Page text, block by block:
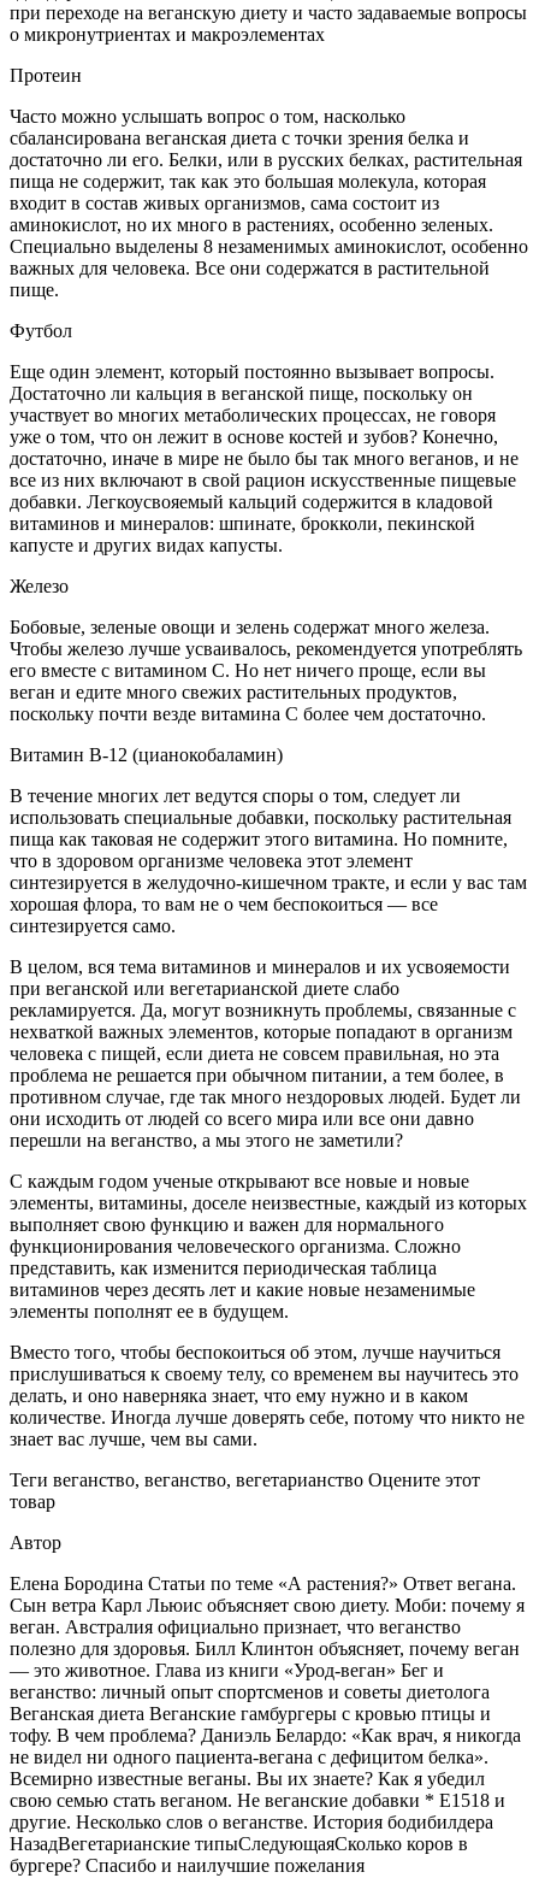
при переходе на веганскую диету и часто задаваемые вопросы
о микронутриентах и ​​макроэлементах
Протеин
Часто можно услышать вопрос о том, насколько
сбалансирована веганская диета с точки зрения белка и
достаточно ли его. Белки, или в русских белках, растительная
пища не содержит, так как это большая молекула, которая
входит в состав живых организмов, сама состоит из
аминокислот, но их много в растениях, особенно зеленых.
Специально выделены 8 незаменимых аминокислот, особенно
важных для человека. Все они содержатся в растительной
пище.
Футбол
Еще один элемент, который постоянно вызывает вопросы.
Достаточно ли кальция в веганской пище, поскольку он
участвует во многих метаболических процессах, не говоря
уже о том, что он лежит в основе костей и зубов? Конечно,
достаточно, иначе в мире не было бы так много веганов, и не
все из них включают в свой рацион искусственные пищевые
добавки. Легкоусвояемый кальций содержится в кладовой
витаминов и минералов: шпинате, брокколи, пекинской
капусте и других видах капусты.
Железо
Бобовые, зеленые овощи и зелень содержат много железа.
Чтобы железо лучше усваивалось, рекомендуется употреблять
его вместе с витамином С. Но нет ничего проще, если вы
веган и едите много свежих растительных продуктов,
поскольку почти везде витамина С более чем достаточно.
Витамин B-12 (цианокобаламин)
В течение многих лет ведутся споры о том, следует ли
использовать специальные добавки, поскольку растительная
пища как таковая не содержит этого витамина. Но помните,
что в здоровом организме человека этот элемент
синтезируется в желудочно-кишечном тракте, и если у вас там
хорошая флора, то вам не о чем беспокоиться — все
синтезируется само.
В целом, вся тема витаминов и минералов и их усвояемости
при веганской или вегетарианской диете слабо
рекламируется. Да, могут возникнуть проблемы, связанные с
нехваткой важных элементов, которые попадают в организм
человека с пищей, если диета не совсем правильная, но эта
проблема не решается при обычном питании, а тем более, в
противном случае, где так много нездоровых людей. Будет ли
они исходить от людей со всего мира или все они давно
перешли на веганство, а мы этого не заметили?
С каждым годом ученые открывают все новые и новые
элементы, витамины, доселе неизвестные, каждый из которых
выполняет свою функцию и важен для нормального
функционирования человеческого организма. Сложно
представить, как изменится периодическая таблица
витаминов через десять лет и какие новые незаменимые
элементы пополнят ее в будущем.
Вместо того, чтобы беспокоиться об этом, лучше научиться
прислушиваться к своему телу, со временем вы научитесь это
делать, и оно наверняка знает, что ему нужно и в каком
количестве. Иногда лучше доверять себе, потому что никто не
знает вас лучше, чем вы сами.
Теги веганство, веганство, вегетарианство Оцените этот
товар
Автор
Елена Бородина Статьи по теме «А растения?» Ответ вегана.
Сын ветра Карл Льюис объясняет свою диету. Моби: почему я
веган. Австралия официально признает, что веганство
полезно для здоровья. Билл Клинтон объясняет, почему веган
— это животное. Глава из книги «Урод-веган» Бег и
веганство: личный опыт спортсменов и советы диетолога
Веганская диета Веганские гамбургеры с кровью птицы и
тофу. В чем проблема? Даниэль Белардо: «Как врач, я никогда
не видел ни одного пациента-вегана с дефицитом белка».
Всемирно известные веганы. Вы их знаете? Как я убедил
свою семью стать веганом. Не веганские добавки * E1518 и
другие. Несколько слов о веганстве. История бодибилдера
НазадВегетарианские типыСледующаяСколько коров в
бургере? Спасибо и наилучшие пожелания